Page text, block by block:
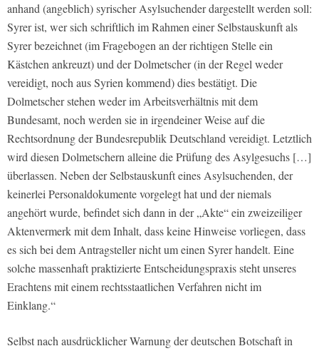
anhand (angeblich) syrischer Asylsuchender dargestellt werden soll:
Syrer ist, wer sich schriftlich im Rahmen einer Selbstauskunft als
Syrer bezeichnet (im Fragebogen an der richtigen Stelle ein
Kästchen ankreuzt) und der Dolmetscher (in der Regel weder
vereidigt, noch aus Syrien kommend) dies bestätigt. Die
Dolmetscher stehen weder im Arbeitsverhältnis mit dem
Bundesamt, noch werden sie in irgendeiner Weise auf die
Rechtsordnung der Bundesrepublik Deutschland vereidigt. Letztlich
wird diesen Dolmetschern alleine die Prüfung des Asylgesuchs […]
überlassen. Neben der Selbstauskunft eines Asylsuchenden, der
keinerlei Personaldokumente vorgelegt hat und der niemals
angehört wurde, befindet sich dann in der „Akte“ ein zweizeiliger
Aktenvermerk mit dem Inhalt, dass keine Hinweise vorliegen, dass
es sich bei dem Antragsteller nicht um einen Syrer handelt. Eine
solche massenhaft praktizierte Entscheidungspraxis steht unseres
Erachtens mit einem rechtsstaatlichen Verfahren nicht im
Einklang.“
Selbst nach ausdrücklicher Warnung der deutschen Botschaft in